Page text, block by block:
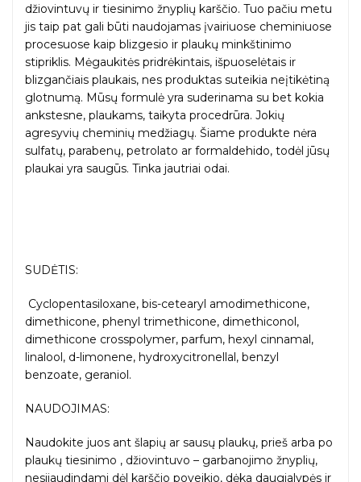
džiovintuvų ir tiesinimo žnyplių karščio. Tuo pačiu metu
jis taip pat gali būti naudojamas įvairiuose cheminiuose
procesuose kaip blizgesio ir plaukų minkštinimo
stipriklis. Mėgaukitės pridrėkintais, išpuoselėtais ir
blizgančiais plaukais, nes produktas suteikia neįtikėtiną
glotnumą. Mūsų formulė yra suderinama su bet kokia
ankstesne, plaukams, taikyta procedrūra. Jokių
agresyvių cheminių medžiagų. Šiame produkte nėra
sulfatų, parabenų, petrolato ar formaldehido, todėl jūsų
plaukai yra saugūs. Tinka jautriai odai.
SUDĖTIS:
Cyclopentasiloxane, bis-cetearyl amodimethicone,
dimethicone, phenyl trimethicone, dimethiconol,
dimethicone crosspolymer, parfum, hexyl cinnamal,
linalool, d-limonene, hydroxycitronellal, benzyl
benzoate, geraniol.
NAUDOJIMAS:
Naudokite juos ant šlapių ar sausų plaukų, prieš arba po
plaukų tiesinimo , džiovintuvo – garbanojimo žnyplių,
nesijaudindami dėl karščio poveikio, dėka daugialypės ir